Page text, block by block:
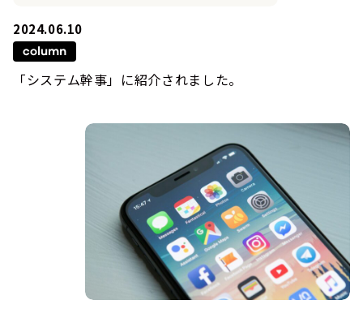
2024.06.10
column
「システム幹事」に紹介されました。